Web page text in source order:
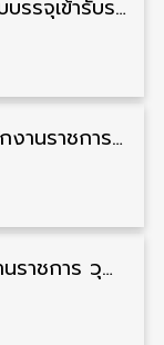
สํานักงานศาลปกครอง รับสมัครสอบบรรจุเข้ารับราชการ วุฒิ ป.ตรี 72 อัตรา รับสมัคร 31 สิงหาคม – 18 กันยายน
กรมพลาธิการทหารบก รับสมัครพนักงานราชการ วุฒิ ม.3/ม.6/ปวช. 66 อัตรา รับสมัคร 10 – 17 สิงหาคม
กรมแพทย์ทหารบก รับสมัครพนักงานราชการ วุฒิ ม.3/ม.6/ปวช./ปวท./ปวส. 6 อัตรา รับสมัคร 3 – 7 สิงหาคม